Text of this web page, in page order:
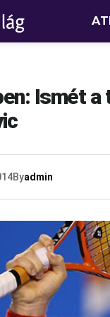
Ismét a
Byadmin